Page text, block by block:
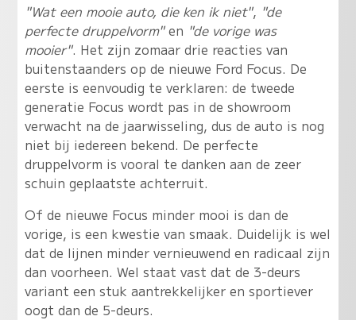
"Wat een mooie auto, die ken ik niet", "de
perfecte druppelvorm"en "de vorige was
mooier". Het zijn zomaar drie reacties van
buitenstaanders op de nieuwe Ford Focus. De
eerste is eenvoudig te verklaren: de tweede
generatie Focus wordt pas in de showroom
verwacht na de jaarwisseling, dus de auto is nog
niet bij iedereen bekend. De perfecte
druppelvorm is vooral te danken aan de zeer
schuin geplaatste achterruit.
Of de nieuwe Focus minder mooi is dan de
vorige, is een kwestie van smaak. Duidelijk is wel
dat de lijnen minder vernieuwend en radicaal zijn
dan voorheen. Wel staat vast dat de 3-deurs
variant een stuk aantrekkelijker en sportiever
oogt dan de 5-deurs.